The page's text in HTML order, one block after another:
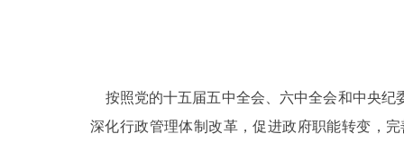
走进北京
按照党的十五届五中全会、六中全会和中央纪
深化行政管理体制改革，促进政府职能转变，